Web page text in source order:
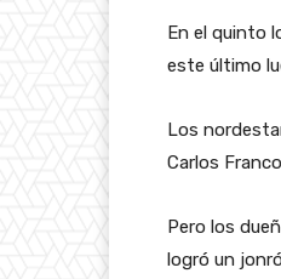
En el quinto
este último
Los
Carlos
Pero los
logró un